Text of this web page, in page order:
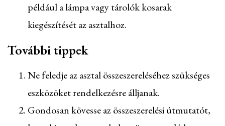
például a lámpa vagy tárolók kosarak
kiegészítését az asztalhoz.
További tippek
Ne feledje az asztal összeszereléséhez szükséges
eszközöket rendelkezésre álljanak.
Gondosan kövesse az összeszerelési útmutatót,